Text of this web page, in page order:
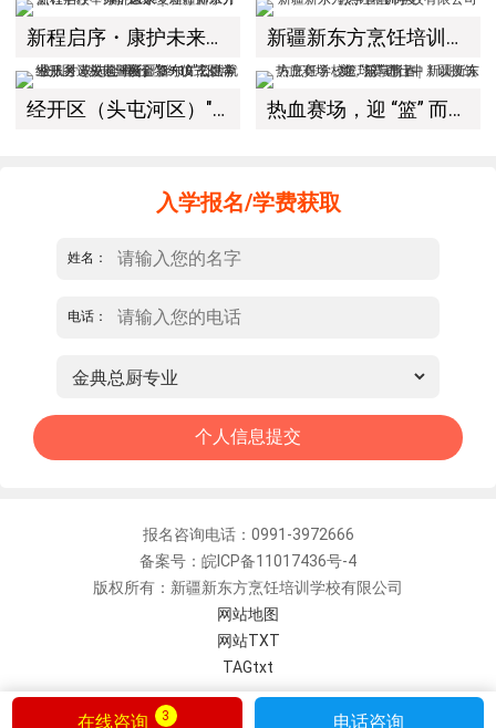
新程启序・康护未来｜新疆新东方烹饪学校举办中医康复理疗师班开幕仪式！ 新疆新东方烹饪培训学校有限公司教学管理制度
经开区（头屯河区）"3+10"公共就业服务进校园暨新疆新东方烹饪学校人才双选会+校企签约仪式圆满举行 热血赛场，迎 “篮” 而上｜新疆新东方烹饪学校篮球赛进行中！以技筑梦，乐享青春
入学报名/学费获取
姓名：
电话：
报名咨询电话：0991-3972666
备案号：皖ICP备11017436号-4
版权所有：新疆新东方烹饪培训学校有限公司
网站地图
网站TXT
TAGtxt
在线咨询 3 电话咨询